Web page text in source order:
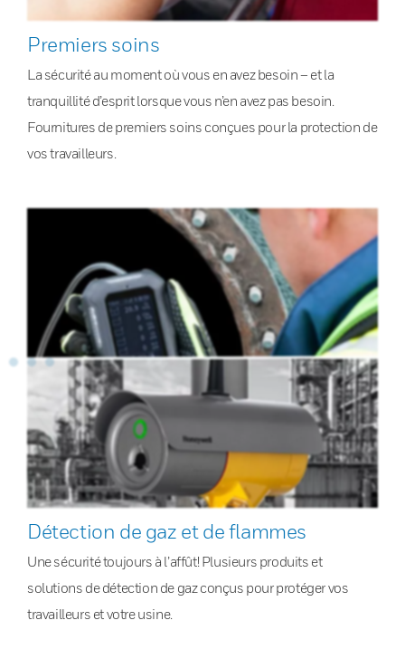
Premiers soins
La sécurité au moment où vous en avez besoin – et la
tranquillité d’esprit lorsque vous n’en avez pas besoin.
Fournitures de premiers soins conçues pour la protection de
vos travailleurs.
Détection de gaz et de flammes
Une sécurité toujours à l’affût! Plusieurs produits et
solutions de détection de gaz conçus pour protéger vos
travailleurs et votre usine.